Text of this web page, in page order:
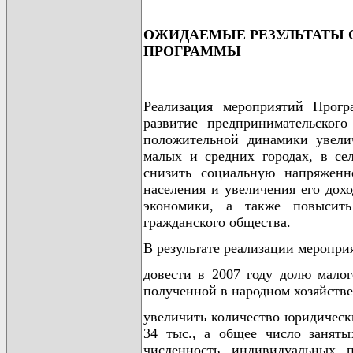
ОЖИДАЕМЫЕ РЕЗУЛЬТАТЫ
ПРОГРАММЫ
Реализация мероприятий
развитие
положительной динамики
малых и средних городах, в
снизить социальную
населения и увеличения его
экономики, а также повысить
гражданского общества.
В результате реализации
довести в 2007 году долю
полученной в народном
увеличить количество
34 тыс., а общее число